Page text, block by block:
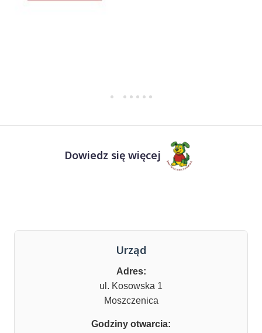
Dowiedz się więcej
Urząd
Adres:
ul. Kosowska 1
Moszczenica
Godziny otwarcia: